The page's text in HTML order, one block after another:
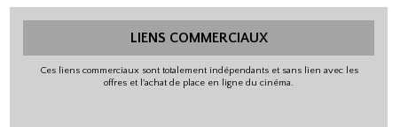
LIENS COMMERCIAUX
Ces liens commerciaux sont totalement indépendants et sans lien avec les
offres et l'achat de place en ligne du cinéma.